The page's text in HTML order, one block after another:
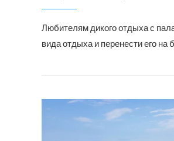
Любителям дикого отдыха с
вида отдыха и перенести его на